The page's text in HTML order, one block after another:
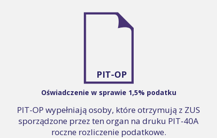
PIT-OP
Oświadczenie w sprawie 1,5% podatku
PIT-OP wypełniają osoby, które otrzymują z ZUS
sporządzone przez ten organ na druku PIT-40A
roczne rozliczenie podatkowe.